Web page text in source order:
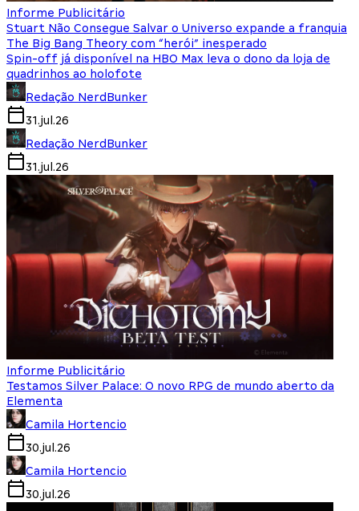
Informe Publicitário
Stuart Não Consegue Salvar o Universo expande a franquia
The Big Bang Theory com “herói” inesperado
Spin-off já disponível na HBO Max leva o dono da loja de
quadrinhos ao holofote
Redação NerdBunker
31.jul.26
Redação NerdBunker
31.jul.26
Informe Publicitário
Testamos Silver Palace: O novo RPG de mundo aberto da
Elementa
Camila Hortencio
30.jul.26
Camila Hortencio
30.jul.26